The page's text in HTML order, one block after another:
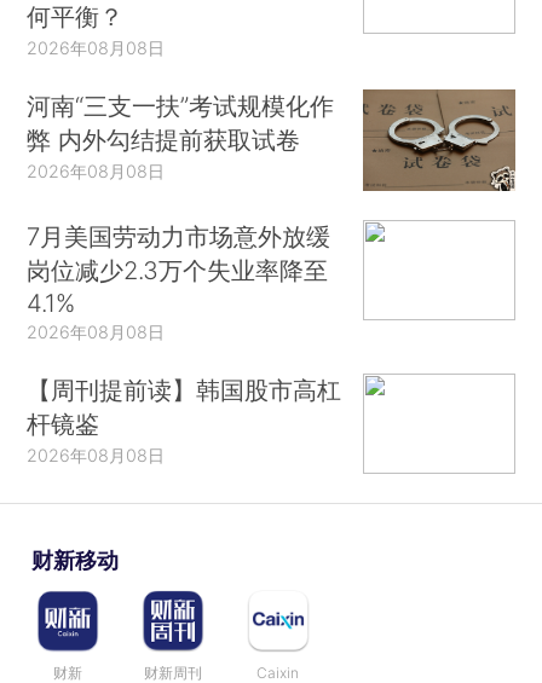
何平衡？
2026年08月08日
河南“三支一扶”考试规模化作
弊 内外勾结提前获取试卷
2026年08月08日
7月美国劳动力市场意外放缓
岗位减少2.3万个失业率降至
4.1%
2026年08月08日
【周刊提前读】韩国股市高杠
杆镜鉴
2026年08月08日
财新移动
财新 财新周刊 Caixin